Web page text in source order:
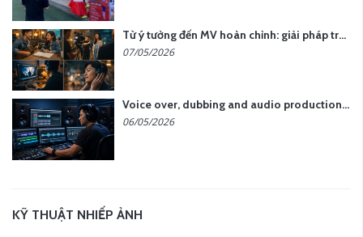
Từ ý tưởng đến MV hoàn chỉnh: giải pháp trọn gói tại YCN Media
07/05/2026
Voice over, dubbing and audio production services in Vietnam for global content
06/05/2026
KỸ THUẬT NHIẾP ẢNH